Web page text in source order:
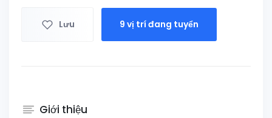
Lưu 9 vị trí đang tuyển
Giới thiệu